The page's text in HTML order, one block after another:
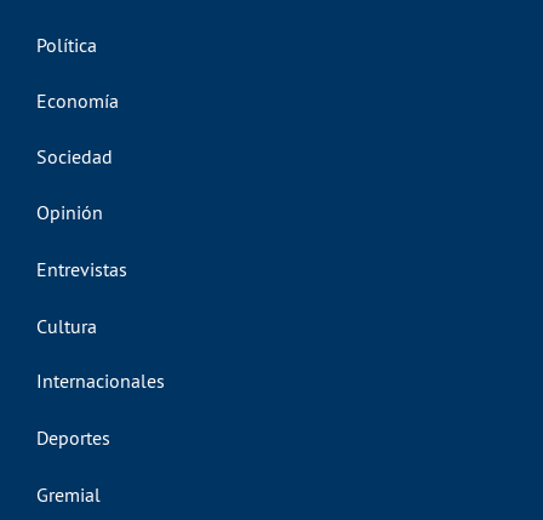
Política
Economía
Sociedad
Opinión
Entrevistas
Cultura
Internacionales
Deportes
Gremial